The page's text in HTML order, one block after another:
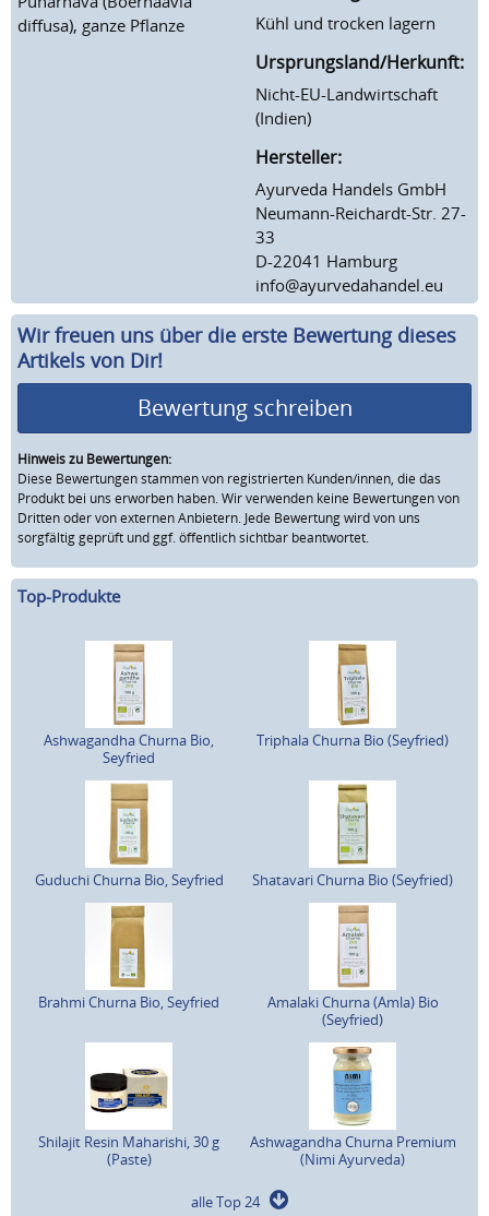
diffusa), ganze Pflanze
Kühl und trocken lagern
Ursprungsland/Herkunft:
Nicht-EU-Landwirtschaft
(Indien)
Hersteller:
Ayurveda Handels GmbH
Neumann-Reichardt-Str. 27-
33
D-22041 Hamburg
info@ayurvedahandel.eu
Wir freuen uns über die erste Bewertung dieses
Artikels von Dir!
Bewertung schreiben
Hinweis zu Bewertungen:
Diese Bewertungen stammen von registrierten Kunden/innen, die das
Produkt bei uns erworben haben. Wir verwenden keine Bewertungen von
Dritten oder von externen Anbietern. Jede Bewertung wird von uns
sorgfältig geprüft und ggf. öffentlich sichtbar beantwortet.
Top-Produkte
Ashwagandha Churna Bio,
Seyfried
Triphala Churna Bio (Seyfried)
Guduchi Churna Bio, Seyfried Shatavari Churna Bio (Seyfried)
Brahmi Churna Bio, Seyfried
Amalaki Churna (Amla) Bio
(Seyfried)
Shilajit Resin Maharishi, 30 g
(Paste)
Ashwagandha Churna Premium
(Nimi Ayurveda)
alle Top 24